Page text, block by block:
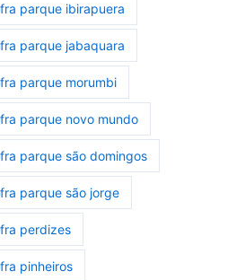
parque ibirapuera
parque jabaquara
parque morumbi
parque novo mundo
parque são domingos
parque são jorge
perdizes
pinheiros